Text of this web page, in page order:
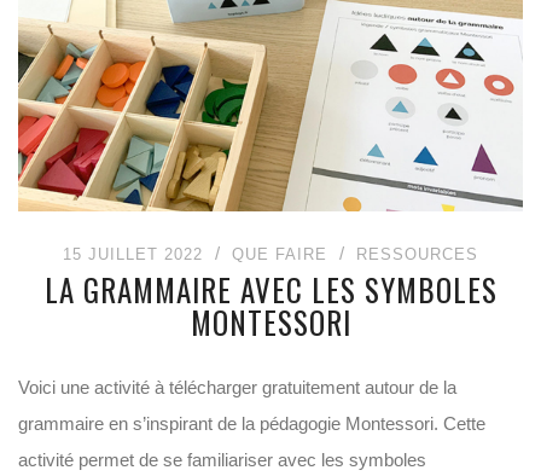
15 JUILLET 2022 QUE FAIRE RESSOURCES
LA GRAMMAIRE AVEC LES SYMBOLES
MONTESSORI
Voici une activité à télécharger gratuitement autour de la
grammaire en s’inspirant de la pédagogie Montessori. Cette
activité permet de se familiariser avec les symboles